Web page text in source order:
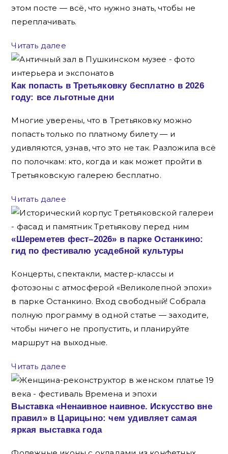
этом посте — всё, что нужно знать, чтобы не
переплачивать.
Читать далее
Как попасть в Третьяковку бесплатно в 2026
году: все льготные дни
Многие уверены, что в Третьяковку можно
попасть только по платному билету — и
удивляются, узнав, что это не так. Разложила всё
по полочкам: кто, когда и как может пройти в
Третьяковскую галерею бесплатно.
Читать далее
«Шереметев фест–2026» в парке Останкино:
гид по фестивалю усадебной культуры
Концерты, спектакли, мастер-классы и
фотозоны с атмосферой «Великолепной эпохи»
в парке Останкино. Вход свободный! Собрала
полную программу в одной статье — заходите,
чтобы ничего не пропустить, и планируйте
маршрут на выходные.
Читать далее
Выставка «Ненаивное наивное. Искусство вне
правил» в Царицыно: чем удивляет самая
яркая выставка года